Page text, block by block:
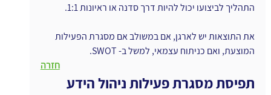
התהליך לביצועו יכול להיות דרך סדנה או ראיונות 1:1.
את התוצאות יש לארגן, אם במשולב אם מסגרת הפעילות
המוצעת, ואם כניתוח עצמאי, למשל ב- SWOT.
חזרה
תפיסת מסגרת פעילות ניהול הידע